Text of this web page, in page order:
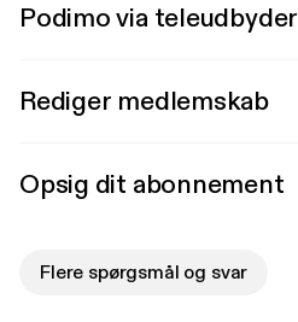
Podimo via teleudbyder
Rediger medlemskab
Opsig dit abonnement
Flere spørgsmål og svar